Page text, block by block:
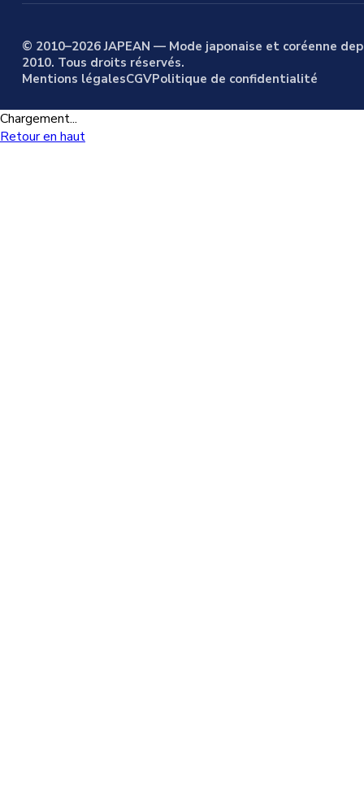
© 2010–2026 JAPEAN — Mode japonaise et coréenne
2010. Tous droits réservés.
Mentions légalesCGVPolitique de confidentialité
Chargement...
Retour en haut